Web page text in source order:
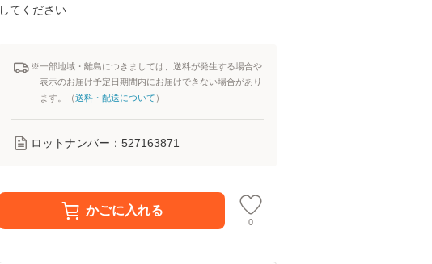
してください
※一部地域・離島につきましては、送料が発生する場合や
表示のお届け予定日期間内にお届けできない場合があり
ます。（送料・配送について ）
ロットナンバー： 527163871
かごに入れる
0